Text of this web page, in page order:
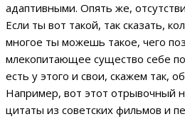
адаптивными. Опять же,
Если ты вот такой, так сказать,
многое ты можешь такое, чего
млекопитающее существо себе
есть у этого и свои, скажем так,
Например, вот этот отрывочный
цитаты из советских фильмов и